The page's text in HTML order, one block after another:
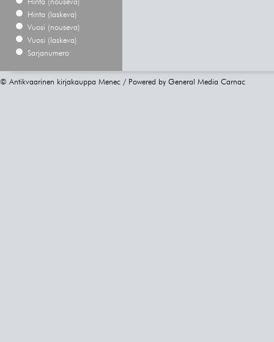
Hinta (nouseva)
Hinta (laskeva)
Vuosi (nouseva)
Vuosi (laskeva)
Sarjanumero
© Antikvaarinen kirjakauppa Menec / Powered by General Media Carnac